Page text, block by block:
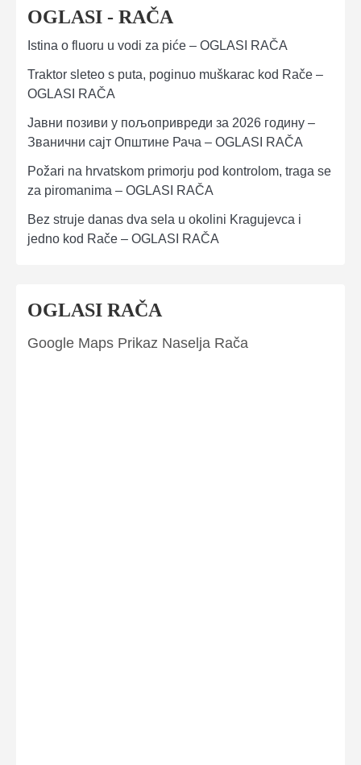
OGLASI - RAČA
Istina o fluoru u vodi za piće – OGLASI RAČA
Traktor sleteo s puta, poginuo muškarac kod Rače –
OGLASI RAČA
Јавни позиви у пољопривреди за 2026 годину –
Званични сајт Општине Рача – OGLASI RAČA
Požari na hrvatskom primorju pod kontrolom, traga se
za piromanima – OGLASI RAČA
Bez struje danas dva sela u okolini Kragujevca i
jedno kod Rače – OGLASI RAČA
OGLASI RAČA
Google Maps Prikaz Naselja Rača